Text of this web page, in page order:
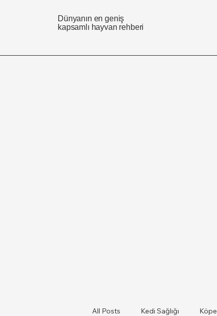
Dünyanın en geniş
kapsamlı hayvan rehberi
All Posts Kedi Sağlığı